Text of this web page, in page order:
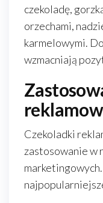
czekoladę,
orzechami,
karmelowymi.
wzmacniają
Czekoladki
zastosowanie w